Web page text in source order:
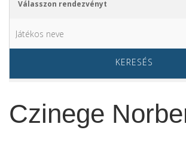
KERESÉS
Czinege